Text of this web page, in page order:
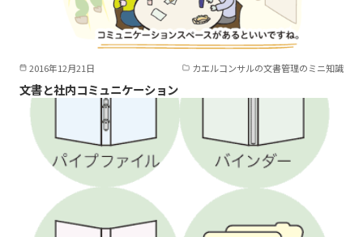
2016年12月21日 カエルコンサルの文書管理のミニ知識
文書と社内コミュニケーション